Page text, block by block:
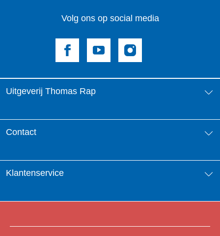
Volg ons op social media
Uitgeverij Thomas Rap
Vacatures
Nieuwsbrief
Contact
Klantenservice